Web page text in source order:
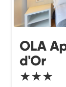
OLA
d'Or
★★★